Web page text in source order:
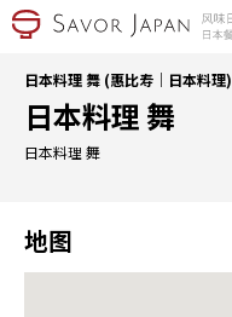
日本料理 舞 (惠比寿｜日本料理)
日本料理 舞
日本料理 舞
地图